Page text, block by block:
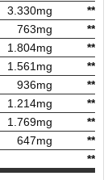
3.330mg
**
763mg
**
1.804mg
**
1.561mg
**
936mg
**
1.214mg
**
1.769mg
**
647mg
**
**